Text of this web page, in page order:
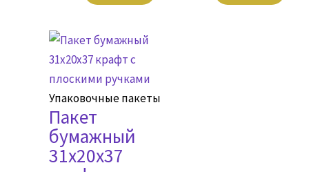
Упаковочные пакеты
Пакет
бумажный
31х20х37